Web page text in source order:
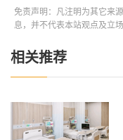
免责声明：凡注明为其它来
息，并不代表本站观点及立
相关推荐